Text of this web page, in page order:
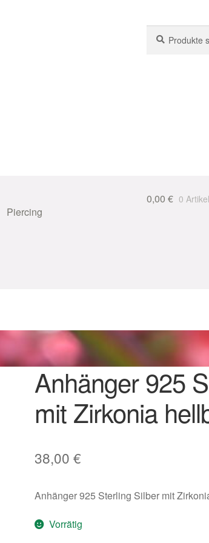
nach:
Piercing
2024
& Co.
0,00 € 0 Artikel
Anhänger 925
mit Zirkonia
38,00 €
Anhänger 925 Sterling Silber mit
Vorrätig